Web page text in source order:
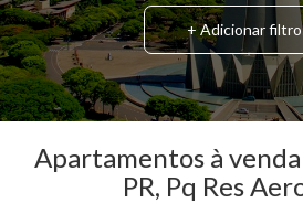
+ Adicionar
Apartamentos à
PR, Pq Res